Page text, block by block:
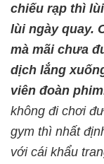
chiếu rạp thì
lùi ngày quay.
mà mãi chưa
dịch lắng
viên đoàn
không đi chơi
gym thì nhất
với cái khẩu